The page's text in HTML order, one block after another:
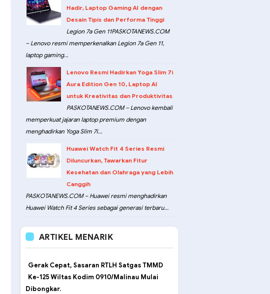
Hadir, Laptop Gaming AI dengan
Desain Tipis dan Performa Tinggi
Legion 7a Gen 11PASKOTANEWS.COM
– Lenovo resmi memperkenalkan Legion 7a Gen 11,
laptop gaming...
Lenovo Resmi Hadirkan Yoga Slim 7i
Aura Edition Gen 10, Laptop AI
untuk Kreativitas dan Produktivitas
PASKOTANEWS.COM – Lenovo kembali
memperkuat jajaran laptop premium dengan
menghadirkan Yoga Slim 7i...
Huawei Watch Fit 4 Series Resmi
Diluncurkan, Tawarkan Fitur
Kesehatan dan Olahraga yang Lebih
Canggih
PASKOTANEWS.COM – Huawei resmi menghadirkan
Huawei Watch Fit 4 Series sebagai generasi terbaru...
ARTIKEL MENARIK
Gerak Cepat, Sasaran RTLH Satgas TMMD
Ke-125 Wiltas Kodim 0910/Malinau Mulai
Dibongkar.